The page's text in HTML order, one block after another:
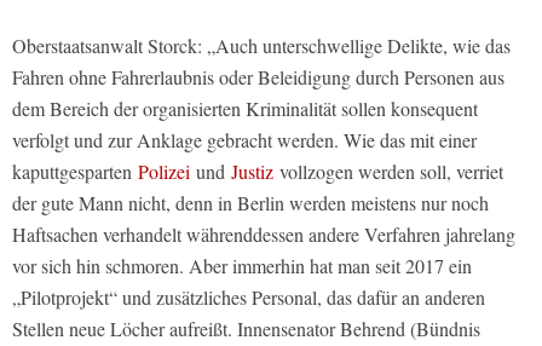
Oberstaatsanwalt Storck: „Auch unterschwellige Delikte, wie das
Fahren ohne Fahrerlaubnis oder Beleidigung durch Personen aus
dem Bereich der organisierten Kriminalität sollen konsequent
verfolgt und zur Anklage gebracht werden. Wie das mit einer
kaputtgesparten Polizei und Justiz vollzogen werden soll, verriet
der gute Mann nicht, denn in Berlin werden meistens nur noch
Haftsachen verhandelt währenddessen andere Verfahren jahrelang
vor sich hin schmoren. Aber immerhin hat man seit 2017 ein
„Pilotprojekt“ und zusätzliches Personal, das dafür an anderen
Stellen neue Löcher aufreißt. Innensenator Behrend (Bündnis